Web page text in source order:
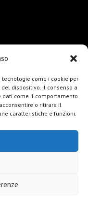
come i cookie per
dispositivo. Il consenso a
dati come il comportamento
o ritirare il
caratteristiche e funzioni.